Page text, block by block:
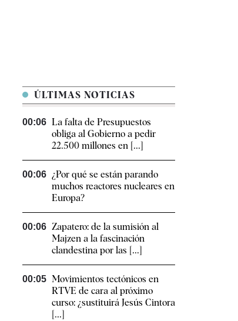
ÚLTIMAS NOTICIAS
00:06 La falta de Presupuestos
obliga al Gobierno a pedir
22.500 millones en [...]
00:06 ¿Por qué se están parando
muchos reactores nucleares en
Europa?
00:06 Zapatero: de la sumisión al
Majzen a la fascinación
clandestina por las [...]
00:05 Movimientos tectónicos en
RTVE de cara al próximo
curso: ¿sustituirá Jesús Cintora
[...]